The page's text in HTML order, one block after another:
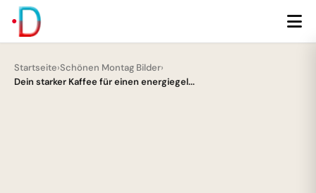
Startseite›Schönen Montag Bilder›
Dein starker Kaffee für einen energiegel...